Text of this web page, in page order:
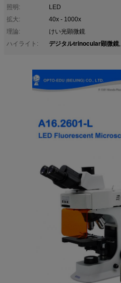
照明:
LED
拡大:
40x - 1000x
理論:
けい光顕微鏡
ハイライト:
デジタルtrinocular顕微鏡,